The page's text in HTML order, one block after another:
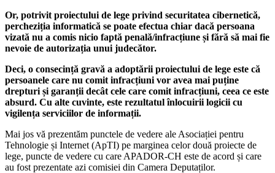
Or, potrivit proiectului de lege privind securitatea cibernetică,
percheziția informatică se poate efectua chiar dacă persoana
vizată nu a comis nicio faptă penală/infracțiune și fără să mai fie
nevoie de autorizația unui judecător.
Deci, o consecință gravă a adoptării proiectului de lege este că
persoanele care nu comit infracțiuni vor avea mai puține
drepturi și garanții decât cele care comit infracțiuni, ceea ce este
absurd. Cu alte cuvinte, este rezultatul înlocuirii logicii cu
vigilența serviciilor de informații.
Mai jos vă prezentăm punctele de vedere ale Asociației pentru
Tehnologie și Internet (ApTI) pe marginea celor două proiecte de
lege, puncte de vedere cu care APADOR-CH este de acord și care
au fost prezentate azi comisiei din Camera Deputaților.